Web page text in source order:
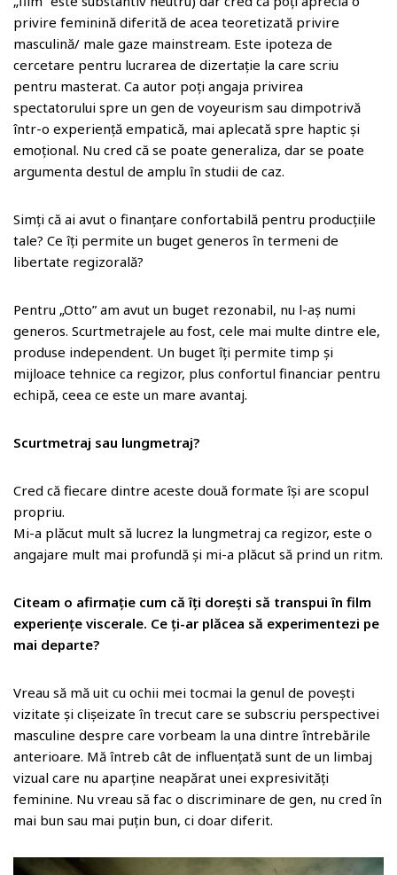
privire feminină diferită de acea teoretizată privire
masculină/ male gaze mainstream. Este ipoteza de
cercetare pentru lucrarea de dizertație la care scriu
pentru masterat. Ca autor poți angaja privirea
spectatorului spre un gen de voyeurism sau dimpotrivă
într-o experiență empatică, mai aplecată spre haptic și
emoțional. Nu cred că se poate generaliza, dar se poate
argumenta destul de amplu în studii de caz.
Simți că ai avut o finanțare confortabilă pentru producțiile
tale? Ce îți permite un buget generos în termeni de
libertate regizorală?
Pentru „Otto” am avut un buget rezonabil, nu l-aș numi
generos. Scurtmetrajele au fost, cele mai multe dintre ele,
produse independent. Un buget îți permite timp și
mijloace tehnice ca regizor, plus confortul financiar pentru
echipă, ceea ce este un mare avantaj.
Scurtmetraj sau lungmetraj?
Cred că fiecare dintre aceste două formate își are scopul
propriu.
Mi-a plăcut mult să lucrez la lungmetraj ca regizor, este o
angajare mult mai profundă și mi-a plăcut să prind un ritm.
Citeam o afirmație cum că îți dorești să transpui în film
experiențe viscerale. Ce ți-ar plăcea să experimentezi pe
mai departe?
Vreau să mă uit cu ochii mei tocmai la genul de povești
vizitate și clișeizate în trecut care se subscriu perspectivei
masculine despre care vorbeam la una dintre întrebările
anterioare. Mă întreb cât de influențată sunt de un limbaj
vizual care nu aparține neapărat unei expresivități
feminine. Nu vreau să fac o discriminare de gen, nu cred în
mai bun sau mai puțin bun, ci doar diferit.